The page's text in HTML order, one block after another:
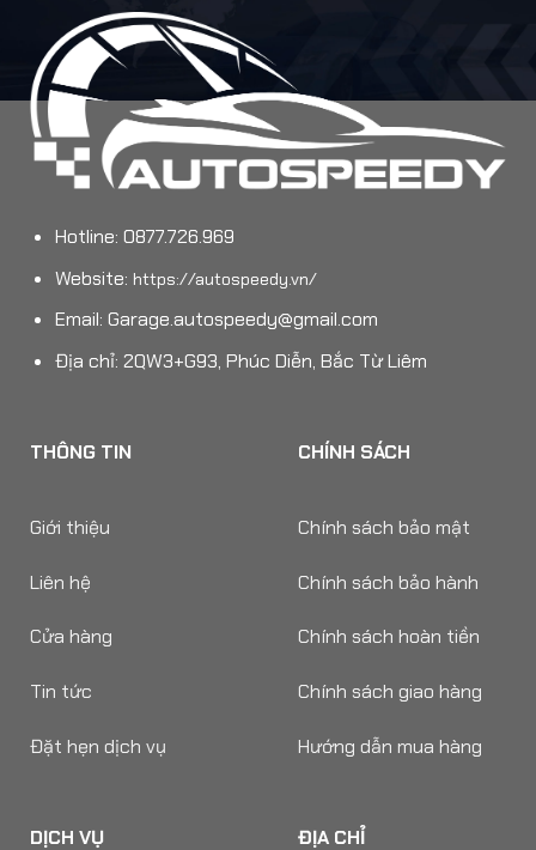
Hotline: 0877.726.969
Website: https://autospeedy.vn/
Email: Garage.autospeedy@gmail.com
Địa chỉ: 2QW3+G93, Phúc Diễn, Bắc Từ Liêm
THÔNG TIN
Giới thiệu
Liên hệ
Cửa hàng
Tin tức
Đặt hẹn dịch vụ
CHÍNH SÁCH
Chính sách bảo mật
Chính sách bảo hành
Chính sách hoàn tiền
Chính sách giao hàng
Hướng dẫn mua hàng
DỊCH VỤ ĐỊA CHỈ